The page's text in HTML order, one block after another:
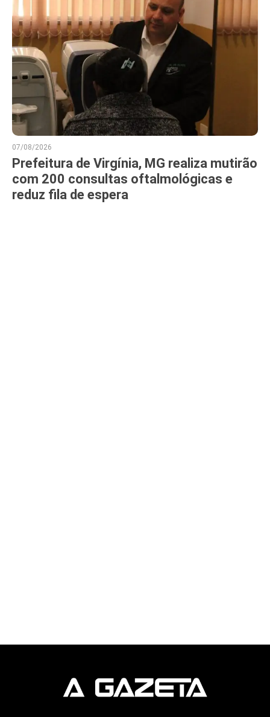
07/08/2026
Prefeitura de Virgínia, MG realiza mutirão
com 200 consultas oftalmológicas e
reduz fila de espera